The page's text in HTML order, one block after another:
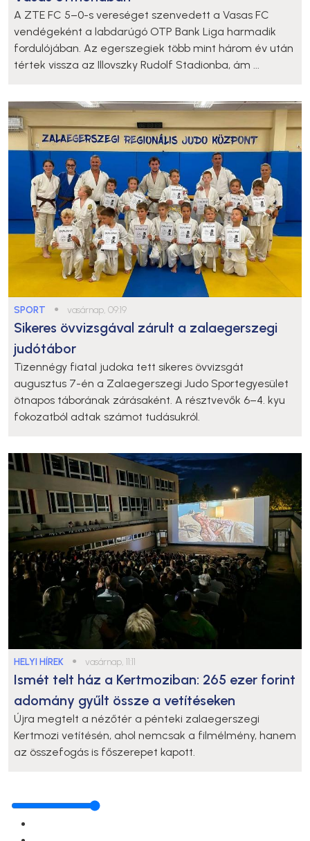
A ZTE FC 5–0-s vereséget szenvedett a Vasas FC
vendégeként a labdarúgó OTP Bank Liga harmadik
fordulójában. Az egerszegiek több mint három év után
tértek vissza az Illovszky Rudolf Stadionba, ám ...
SPORT ● vasárnap, 09:19
Sikeres övvizsgával zárult a zalaegerszegi
judótábor
Tizennégy fiatal judoka tett sikeres övvizsgát
augusztus 7-én a Zalaegerszegi Judo Sportegyesület
ötnapos táborának zárásaként. A résztvevők 6–4. kyu
fokozatból adtak számot tudásukról.
HELYI HÍREK ● vasárnap, 11:11
Ismét telt ház a Kertmoziban: 265 ezer forint
adomány gyűlt össze a vetítéseken
Újra megtelt a nézőtér a pénteki zalaegerszegi
Kertmozi vetítésén, ahol nemcsak a filmélmény, hanem
az összefogás is főszerepet kapott.